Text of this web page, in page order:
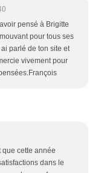
pensé à Brigitte
pour tous ses
parlé de ton site et
vivement pour
cette année
dans le